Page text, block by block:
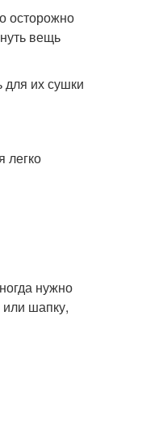
осторожно
вещь
их сушки
легко
нужно
шапку,